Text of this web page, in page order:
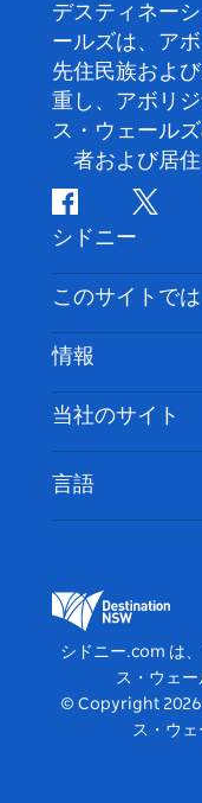
デスティネー
ールズは、ア
先住民族およ
重し、アボリ
ス・ウェール
者および居
フ
ェ
イ
ス
ブ
ッ
ク
ツ
ッ
タ
ー
シドニー
お問い合わせ
免責事項
クッキーに関する
このサイトでは
目的地
やるべきこと
イベント
宿泊施設
情報
旅行情報
アクセシブルシ
ビジネスを登録す
当社のサイト
デスティネーシ
ズメディアセン
ビビッド・シド
言語
シドニー.com は
ス・ウェー
© Copyright 2026
ス・ウ